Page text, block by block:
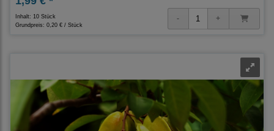
Inhalt: 10 Stück
Grundpreis: 0,20 € / Stück